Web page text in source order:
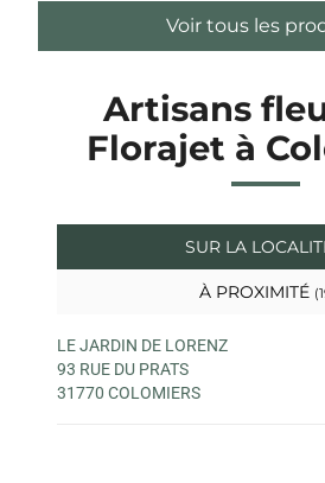
Voir tous les
Artisans
Florajet à
SUR LA
À PROXIMITÉ
LE JARDIN DE LORENZ
93 RUE DU PRATS
31770 COLOMIERS